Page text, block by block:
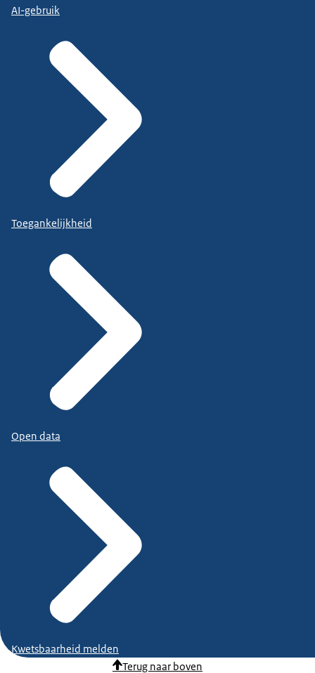
AI-gebruik
Toegankelijkheid
Open data
Kwetsbaarheid melden
Terug naar boven